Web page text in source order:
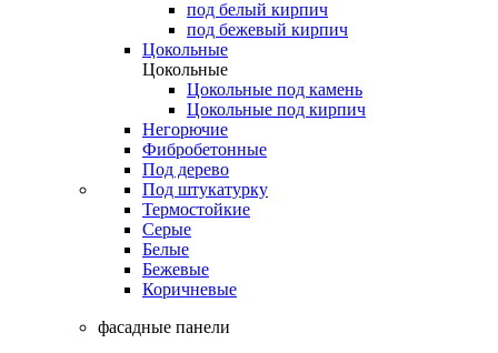
под белый кирпич
под бежевый кирпич
Цокольные
Цокольные
Цокольные под камень
Цокольные под кирпич
Негорючие
Фибробетонные
Под дерево
Под штукатурку
Термостойкие
Серые
Белые
Бежевые
Коричневые
фасадные панели